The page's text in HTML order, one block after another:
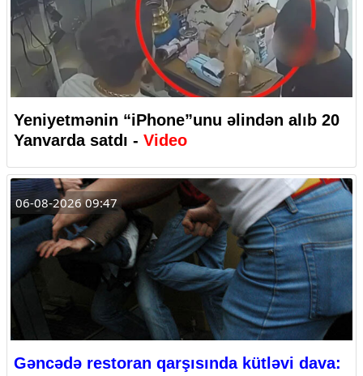
Yeniyetmənin “iPhone”unu əlindən alıb 20
Yanvarda satdı - Video
06-08-2026 09:47
Gəncədə restoran qarşısında kütləvi dava: